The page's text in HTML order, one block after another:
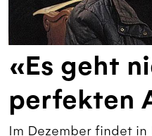
«Es geht
perfekten
Im Dezember findet in